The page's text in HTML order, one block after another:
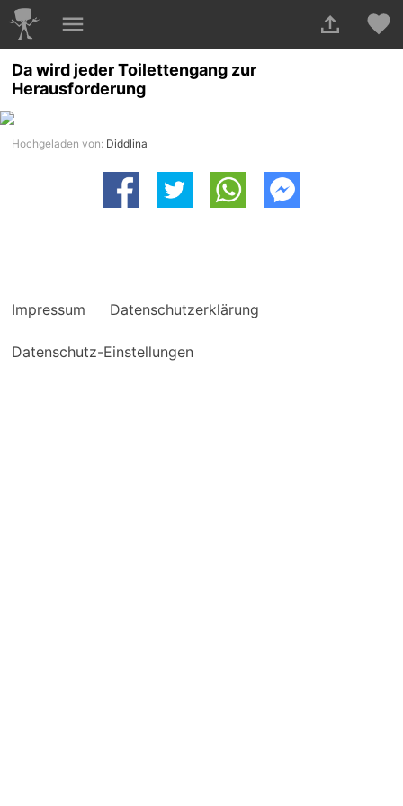
Da wird jeder Toilettengang zur
Herausforderung
Hochgeladen von: Diddlina
Impressum Datenschutzerklärung
Datenschutz-Einstellungen